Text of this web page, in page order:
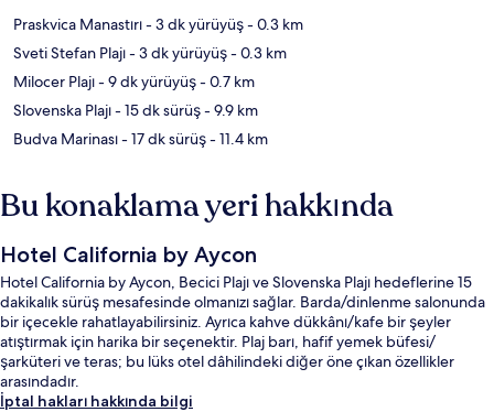
Praskvica Manastırı- 3 dk yürüyüş- 0.3 km
Sveti Stefan Plajı- 3 dk yürüyüş- 0.3 km
Milocer Plajı- 9 dk yürüyüş- 0.7 km
Slovenska Plajı- 15 dk sürüş- 9.9 km
Budva Marinası- 17 dk sürüş- 11.4 km
Bu konaklama yeri hakkında
Hotel California by Aycon
Hotel California by Aycon, Becici Plajı ve Slovenska Plajı hedeflerine 15
dakikalık sürüş mesafesinde olmanızı sağlar. Barda/dinlenme salonunda
bir içecekle rahatlayabilirsiniz. Ayrıca kahve dükkânı/kafe bir şeyler
atıştırmak için harika bir seçenektir. Plaj barı, hafif yemek büfesi/
şarküteri ve teras; bu lüks otel dâhilindeki diğer öne çıkan özellikler
arasındadır.
İptal hakları hakkında bilgi